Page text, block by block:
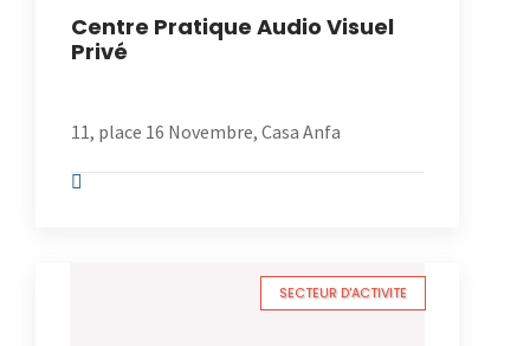
Centre Pratique Audio Visuel
Privé
11, place 16 Novembre, Casa Anfa
SECTEUR D'ACTIVITE